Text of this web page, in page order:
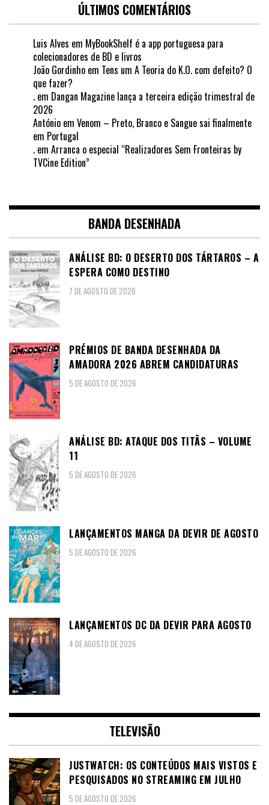
ÚLTIMOS COMENTÁRIOS
Luis Alves em MyBookShelf é a app portuguesa para
colecionadores de BD e livros
João Gordinho em Tens um A Teoria do K.O. com defeito? O
que fazer?
. em Dangan Magazine lança a terceira edição trimestral de
2026
António em Venom – Preto, Branco e Sangue sai finalmente
em Portugal
. em Arranca o especial “Realizadores Sem Fronteiras by
TVCine Edition”
BANDA DESENHADA
ANÁLISE BD: O DESERTO DOS TÁRTAROS – A
ESPERA COMO DESTINO
7 DE AGOSTO DE 2026
PRÉMIOS DE BANDA DESENHADA DA
AMADORA 2026 ABREM CANDIDATURAS
5 DE AGOSTO DE 2026
ANÁLISE BD: ATAQUE DOS TITÃS – VOLUME
11
5 DE AGOSTO DE 2026
LANÇAMENTOS MANGA DA DEVIR DE AGOSTO
5 DE AGOSTO DE 2026
LANÇAMENTOS DC DA DEVIR PARA AGOSTO
4 DE AGOSTO DE 2026
TELEVISÃO
JUSTWATCH: OS CONTEÚDOS MAIS VISTOS E
PESQUISADOS NO STREAMING EM JULHO
5 DE AGOSTO DE 2026